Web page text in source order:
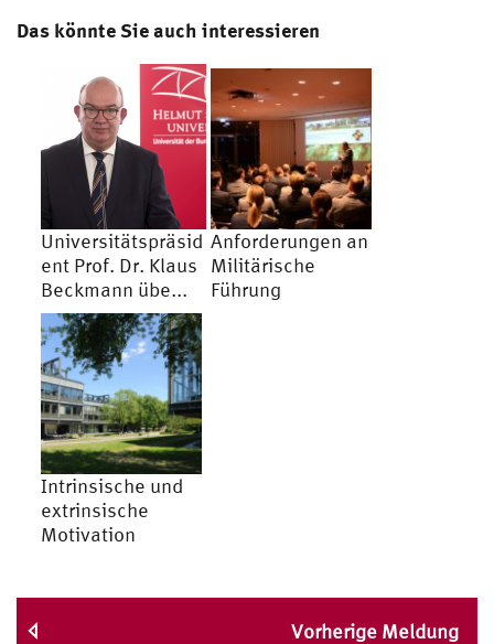
Das könnte Sie auch interessieren
Universitätspräsid
ent Prof. Dr. Klaus
Beckmann übe...
Anforderungen an
Militärische
Führung
Intrinsische und
extrinsische
Motivation
Vorherige Meldung